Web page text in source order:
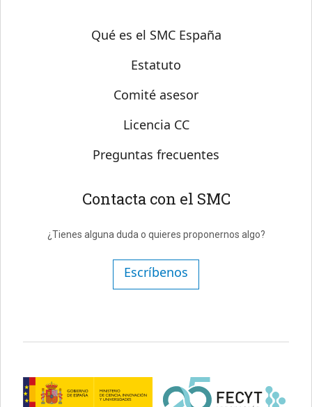
Sobre SMC España
Qué es el SMC España
Estatuto
Comité asesor
Licencia CC
Preguntas frecuentes
Contacta con el SMC
¿Tienes alguna duda o quieres proponernos algo?
Escríbenos